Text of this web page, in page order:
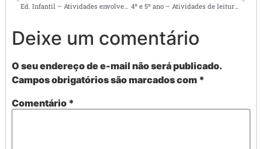
4º e 5º ano – Atividades de leitura e interpretação de texto informativo
Deixe um comentário
O seu endereço de e-mail não será publicado.
Campos obrigatórios são marcados com *
Comentário *